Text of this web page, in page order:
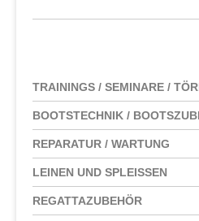
TRAININGS / SEMINARE /
BOOTSTECHNIK /
REPARATUR / WARTUNG
LEINEN UND SPLEISSEN
REGATTAZUBEHÖR